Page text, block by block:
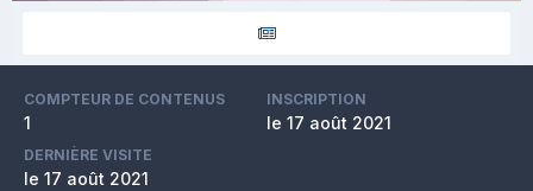
COMPTEUR DE CONTENUS
1
INSCRIPTION
le 17 août 2021
DERNIÈRE VISITE
le 17 août 2021